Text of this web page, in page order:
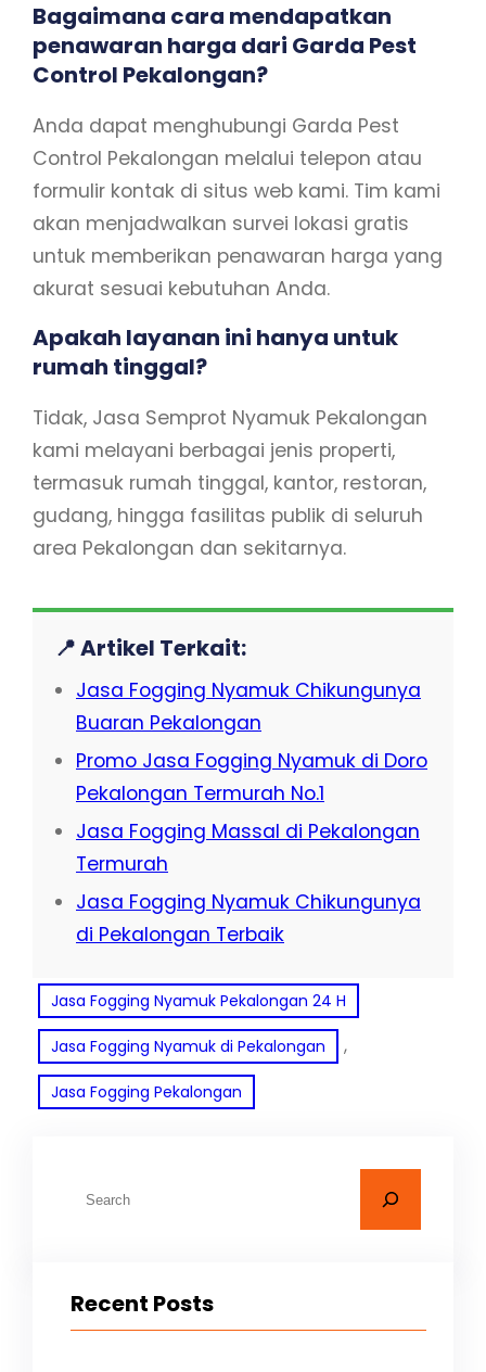
Bagaimana cara mendapatkan
penawaran harga dari Garda Pest
Control Pekalongan?
Anda dapat menghubungi Garda Pest
Control Pekalongan melalui telepon atau
formulir kontak di situs web kami. Tim kami
akan menjadwalkan survei lokasi gratis
untuk memberikan penawaran harga yang
akurat sesuai kebutuhan Anda.
Apakah layanan ini hanya untuk
rumah tinggal?
Tidak, Jasa Semprot Nyamuk Pekalongan
kami melayani berbagai jenis properti,
termasuk rumah tinggal, kantor, restoran,
gudang, hingga fasilitas publik di seluruh
area Pekalongan dan sekitarnya.
📍 Artikel Terkait:
Jasa Fogging Nyamuk Chikungunya
Buaran Pekalongan
Promo Jasa Fogging Nyamuk di Doro
Pekalongan Termurah No.1
Jasa Fogging Massal di Pekalongan
Termurah
Jasa Fogging Nyamuk Chikungunya
di Pekalongan Terbaik
Jasa Fogging Nyamuk Pekalongan 24 H
Jasa Fogging Nyamuk di Pekalongan ,
Jasa Fogging Pekalongan
Recent Posts